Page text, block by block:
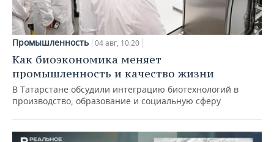
Промышленность 04 авг, 10:20
Как биоэкономика меняет
промышленность и качество жизни
В Татарстане обсудили интеграцию биотехнологий в
производство, образование и социальную сферу